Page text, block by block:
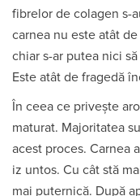
fibrelor de colagen s-
carnea nu este atât
chiar s-ar putea nici
Este atât de fragedă
În ceea ce privește
maturat. Majoritatea
acest proces. Carnea
iz untos. Cu cât stă
mai puternică. După